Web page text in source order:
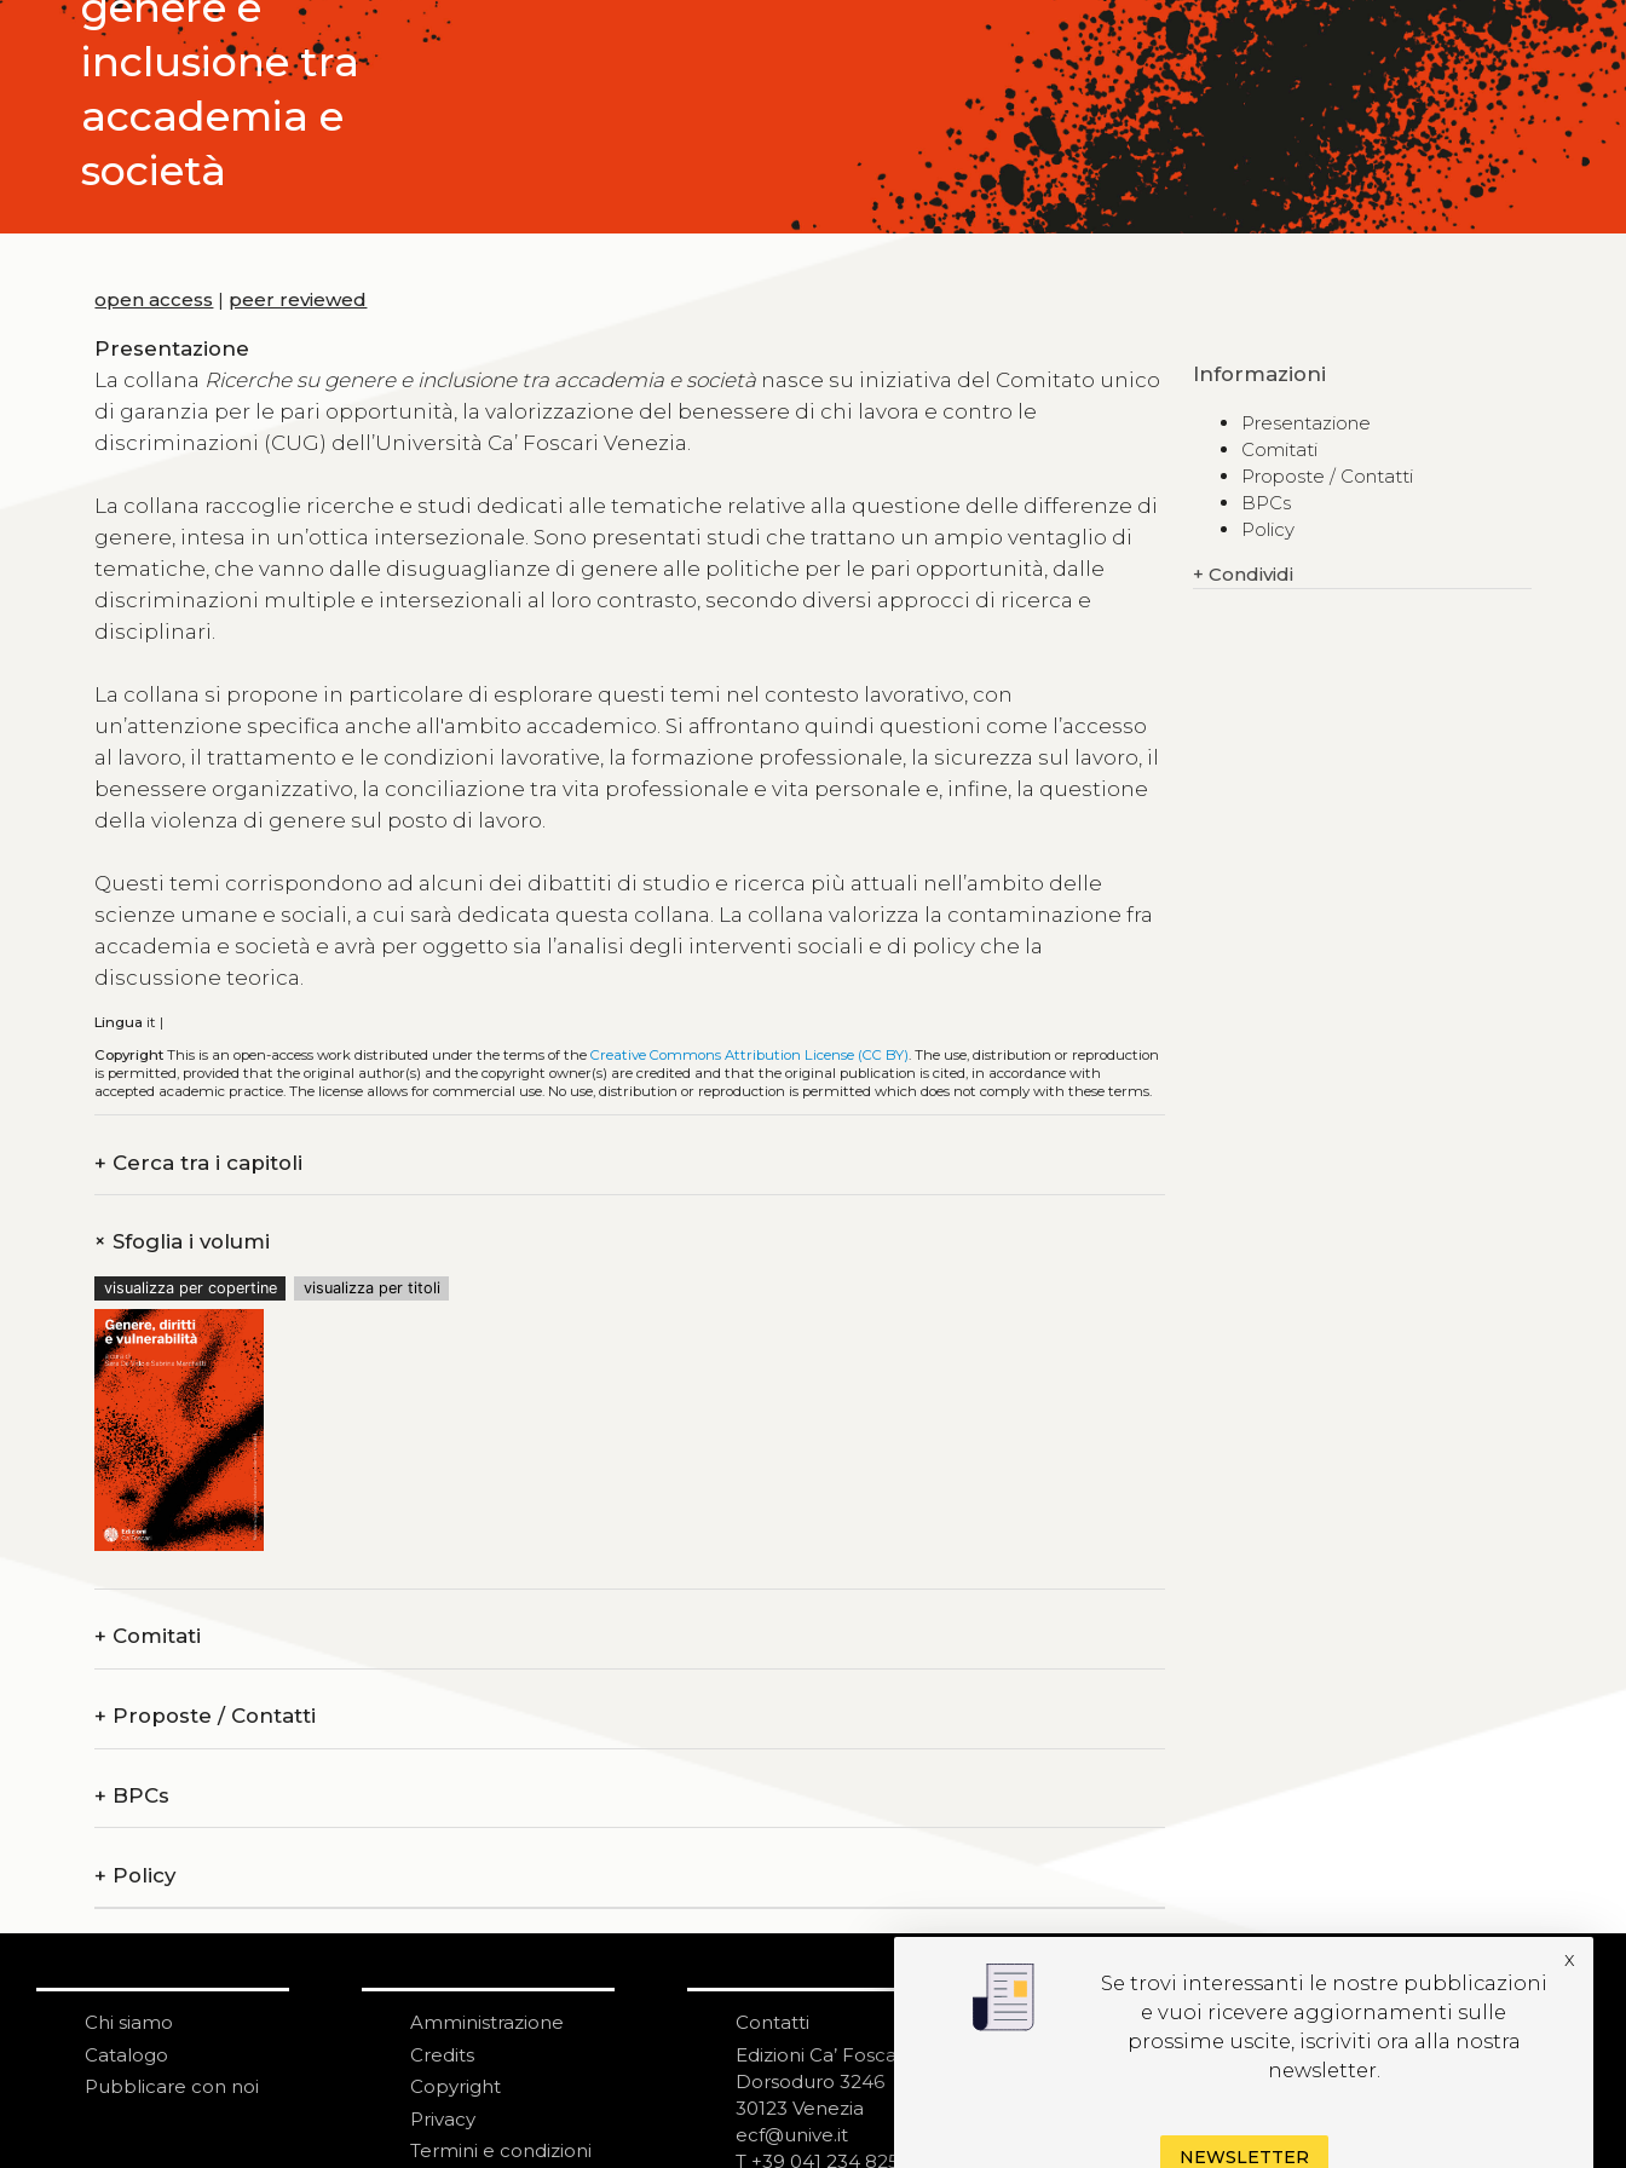
inclusione tra
accademia e
società
open access | peer reviewed
Presentazione
La collana Ricerche su genere e inclusione tra accademia e società nasce su iniziativa del Comitato unico
di garanzia per le pari opportunità, la valorizzazione del benessere di chi lavora e contro le
discriminazioni (CUG) dell’Università Ca’ Foscari Venezia.
La collana raccoglie ricerche e studi dedicati alle tematiche relative alla questione delle differenze di
genere, intesa in un’ottica intersezionale. Sono presentati studi che trattano un ampio ventaglio di
tematiche, che vanno dalle disuguaglianze di genere alle politiche per le pari opportunità, dalle
discriminazioni multiple e intersezionali al loro contrasto, secondo diversi approcci di ricerca e
disciplinari.
La collana si propone in particolare di esplorare questi temi nel contesto lavorativo, con
un’attenzione specifica anche all'ambito accademico. Si affrontano quindi questioni come l’accesso
al lavoro, il trattamento e le condizioni lavorative, la formazione professionale, la sicurezza sul lavoro, il
benessere organizzativo, la conciliazione tra vita professionale e vita personale e, infine, la questione
della violenza di genere sul posto di lavoro.
Questi temi corrispondono ad alcuni dei dibattiti di studio e ricerca più attuali nell’ambito delle
scienze umane e sociali, a cui sarà dedicata questa collana. La collana valorizza la contaminazione fra
accademia e società e avrà per oggetto sia l’analisi degli interventi sociali e di policy che la
discussione teorica.
Lingua it |
Copyright This is an open-access work distributed under the terms of theCreative Commons Attribution License (CC BY) . The use, distribution or reproduction
is permitted, provided that the original author(s) and the copyright owner(s) are credited and that the original publication is cited, in accordance with
accepted academic practice. The license allows for commercial use. No use, distribution or reproduction is permitted which does not comply with these terms.
+ Cerca tra i capitoli
+Sfoglia i volumi
visualizza per copertine visualizza per titoli
+ Comitati
+ Proposte / Contatti
+ BPCs
+ Policy
Informazioni
Presentazione
Comitati
Proposte / Contatti
BPCs
Policy
+ Condividi
Chi siamo
Catalogo
Pubblicare con noi
Amministrazione
Credits
Copyright
Privacy
Termini e condizioni
Contatti
Edizioni Ca’ Foscari
Dorsoduro 3246
30123 Venezia
ecf@unive.it
T +39 041 234 8250
ISCRIVITI ALLA
NEWSLETTER
Se trovi interessanti le nostre pubblicazioni
e vuoi ricevere aggiornamenti sulle
prossime uscite, iscriviti ora alla nostra
newsletter.
x
NEWSLETTER